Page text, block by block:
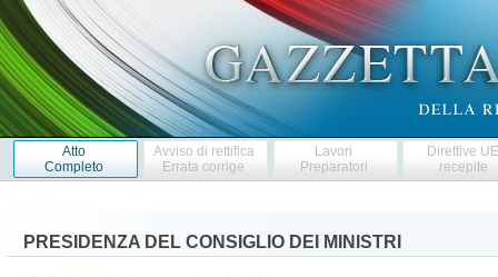
Atto
Completo
Avviso di rettifica
Errata corrige
Lavori
Preparatori
Direttive
recepite
PRESIDENZA DEL CONSIGLIO DEI MINISTRI